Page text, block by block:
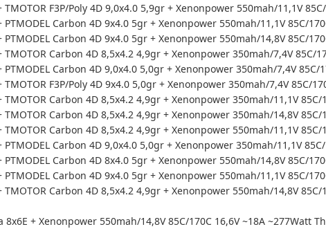
TMOTOR F3P/Poly 4D 9,0x4.0 5,9gr + Xenonpower 550mah/11,1V
PTMODEL Carbon 4D 9x4.0 5gr + Xenonpower 550mah/11,1V 85C/
Carbon 4D 9x4.0 5gr + Xenonpower 550mah/14,8V 85C/
TMOTOR Carbon 4D 8,5x4.2 4,9gr + Xenonpower 350mah/7,4V 85C/
PTMODEL Carbon 4D 9,0x4.0 5,0gr + Xenonpower 350mah/7,4V 85C/
TMOTOR F3P/Poly 4D 9x4.0 5,0gr + Xenonpower 350mah/7,4V 85C/
TMOTOR Carbon 4D 8,5x4.2 4,9gr + Xenonpower 350mah/11,1V 85C/
TMOTOR Carbon 4D 8,5x4.2 4,9gr + Xenonpower 350mah/14,8V 85C/
TMOTOR Carbon 4D 8,5x4.2 4,9gr + Xenonpower 550mah/11,1V 85C/
PTMODEL Carbon 4D 9,0x4.0 5,0gr + Xenonpower 350mah/11,1V
PTMODEL Carbon 4D 8x4.0 5gr + Xenonpower 550mah/14,8V 85C/
Carbon 4D 9x4.0 5gr + Xenonpower 550mah/11,1V 85C/
TMOTOR Carbon 4D 8,5x4.2 4,9gr + Xenonpower 550mah/14,8V
8x6E + Xenonpower 550mah/14,8V 85C/170C 16,6V ~18A ~277Watt